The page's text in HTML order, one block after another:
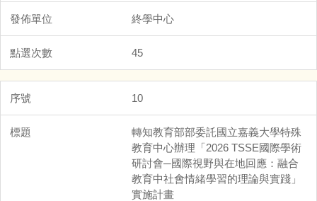
終學中心
45
10
轉知教育部部委託國立嘉義大學特殊
教育中心辦理「2026 TSSE國際學術
研討會─國際視野與在地回應：融合
教育中社會情緒學習的理論與實踐」
實施計畫